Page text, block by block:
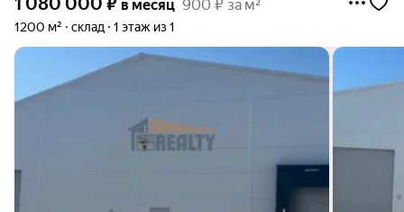
в месяц 900 ₽ за м²
1200 м² склад 1 этаж из 1